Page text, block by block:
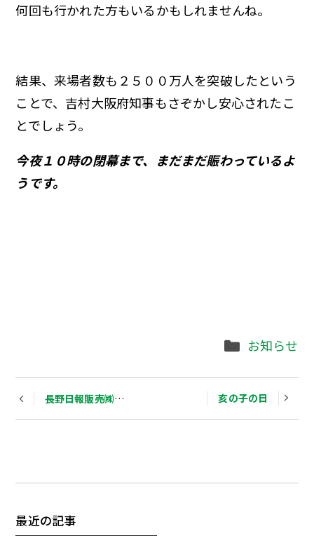
何回も行かれた方もいるかもしれませんね。
結果、来場者数も２５００万人を突破したという
ことで、吉村大阪府知事もさぞかし安心されたこ
とでしょう。
今夜１０時の閉幕まで、まだまだ賑わっているよ
うです。
Categories
お知らせ
Post
長野日報販売㈱サポート事業部が、誕生しました。 亥の子の日
最近の記事